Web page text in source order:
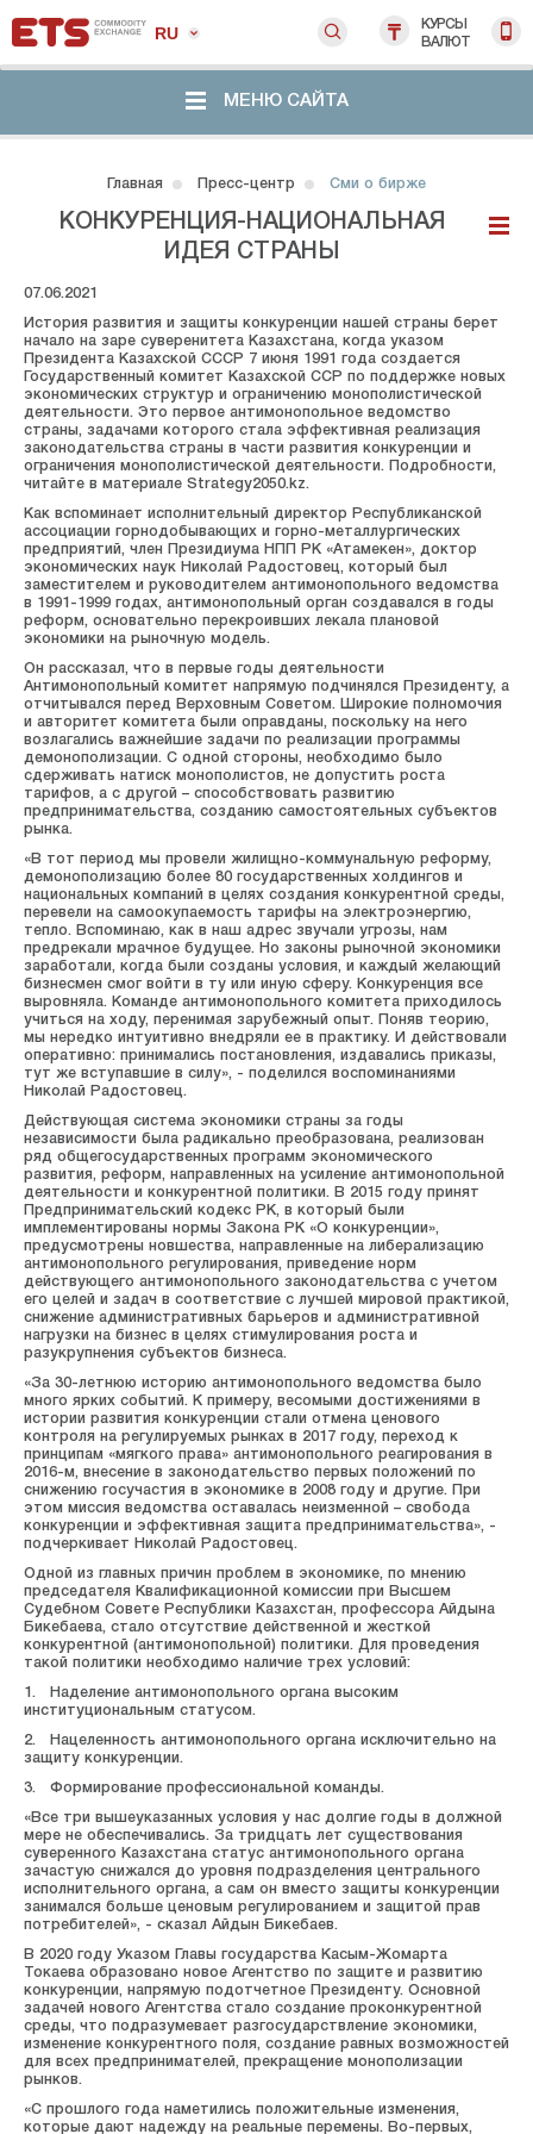
RU
КУРСЫ
ВАЛЮТ
МЕНЮ САЙТА
Главная Пресс-центр Сми о бирже
КОНКУРЕНЦИЯ-НАЦИОНАЛЬНАЯ
ИДЕЯ СТРАНЫ
07.06.2021
История развития и защиты конкуренции нашей страны берет
начало на заре суверенитета Казахстана, когда указом
Президента Казахской СССР 7 июня 1991 года создается
Государственный комитет Казахской ССР по поддержке новых
экономических структур и ограничению монополистической
деятельности. Это первое антимонопольное ведомство
страны, задачами которого стала эффективная реализация
законодательства страны в части развития конкуренции и
ограничения монополистической деятельности. Подробности,
читайте в материале Strategy2050.kz.
Как вспоминает исполнительный директор Республиканской
ассоциации горнодобывающих и горно-металлургических
предприятий, член Президиума НПП РК «Атамекен», доктор
экономических наук Николай Радостовец, который был
заместителем и руководителем антимонопольного ведомства
в 1991-1999 годах, антимонопольный орган создавался в годы
реформ, основательно перекроивших лекала плановой
экономики на рыночную модель.
Он рассказал, что в первые годы деятельности
Антимонопольный комитет напрямую подчинялся Президенту, а
отчитывался перед Верховным Советом. Широкие полномочия
и авторитет комитета были оправданы, поскольку на него
возлагались важнейшие задачи по реализации программы
демонополизации. С одной стороны, необходимо было
сдерживать натиск монополистов, не допустить роста
тарифов, а с другой – способствовать развитию
предпринимательства, созданию самостоятельных субъектов
рынка.
«В тот период мы провели жилищно-коммунальную реформу,
демонополизацию более 80 государственных холдингов и
национальных компаний в целях создания конкурентной среды,
перевели на самоокупаемость тарифы на электроэнергию,
тепло. Вспоминаю, как в наш адрес звучали угрозы, нам
предрекали мрачное будущее. Но законы рыночной экономики
заработали, когда были созданы условия, и каждый желающий
бизнесмен смог войти в ту или иную сферу. Конкуренция все
выровняла. Команде антимонопольного комитета приходилось
учиться на ходу, перенимая зарубежный опыт. Поняв теорию,
мы нередко интуитивно внедряли ее в практику. И действовали
оперативно: принимались постановления, издавались приказы,
тут же вступавшие в силу», - поделился воспоминаниями
Николай Радостовец.
Действующая система экономики страны за годы
независимости была радикально преобразована, реализован
ряд общегосударственных программ экономического
развития, реформ, направленных на усиление антимонопольной
деятельности и конкурентной политики. В 2015 году принят
Предпринимательский кодекс РК, в который были
имплементированы нормы Закона РК «О конкуренции»,
предусмотрены новшества, направленные на либерализацию
антимонопольного регулирования, приведение норм
действующего антимонопольного законодательства с учетом
его целей и задач в соответствие с лучшей мировой практикой,
снижение административных барьеров и административной
нагрузки на бизнес в целях стимулирования роста и
разукрупнения субъектов бизнеса.
«За 30-летнюю историю антимонопольного ведомства было
много ярких событий. К примеру, весомыми достижениями в
истории развития конкуренции стали отмена ценового
контроля на регулируемых рынках в 2017 году, переход к
принципам «мягкого права» антимонопольного реагирования в
2016-м, внесение в законодательство первых положений по
снижению госучастия в экономике в 2008 году и другие. При
этом миссия ведомства оставалась неизменной – свобода
конкуренции и эффективная защита предпринимательства», -
подчеркивает Николай Радостовец.
Одной из главных причин проблем в экономике, по мнению
председателя Квалификационной комиссии при Высшем
Судебном Совете Республики Казахстан, профессора Айдына
Бикебаева, стало отсутствие действенной и жесткой
конкурентной (антимонопольной) политики. Для проведения
такой политики необходимо наличие трех условий:
1. Наделение антимонопольного органа высоким
институциональным статусом.
2. Нацеленность антимонопольного органа исключительно на
защиту конкуренции.
3. Формирование профессиональной команды.
«Все три вышеуказанных условия у нас долгие годы в должной
мере не обеспечивались. За тридцать лет существования
суверенного Казахстана статус антимонопольного органа
зачастую снижался до уровня подразделения центрального
исполнительного органа, а сам он вместо защиты конкуренции
занимался больше ценовым регулированием и защитой прав
потребителей», - сказал Айдын Бикебаев.
В 2020 году Указом Главы государства Касым-Жомарта
Токаева образовано новое Агентство по защите и развитию
конкуренции, напрямую подотчетное Президенту. Основной
задачей нового Агентства стало создание проконкурентной
среды, что подразумевает разгосударствление экономики,
изменение конкурентного поля, создание равных возможностей
для всех предпринимателей, прекращение монополизации
рынков.
«С прошлого года наметились положительные изменения,
которые дают надежду на реальные перемены. Во-первых,